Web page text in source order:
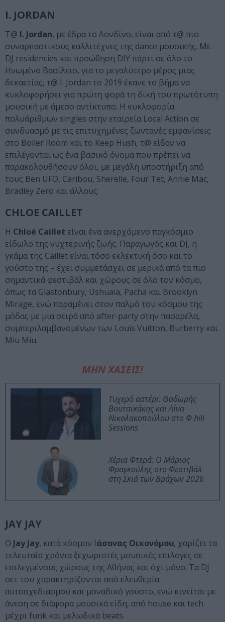
I. JORDAN
Τ@ I. Jordan, με έδρα το Λονδίνο, είναι από τ@ πιο
συναρπαστικούς καλλιτέχνες της dance μουσικής. Με
DJ residencies και προώθηση DIY πάρτι σε όλο το
Ηνωμένο Βασίλειο, για το μεγαλύτερο μέρος μιας
δεκαετίας, τ@ I. Jordan το 2019 έκανε το βήμα να
κυκλοφορήσει για πρώτη φορά τη δική του πρωτότυπη
μουσική με άμεσο αντίκτυπο. Η κυκλοφορία
πολυάριθμων singles στην εταιρεία Local Action σε
συνδυασμό με τις επιτυχημένες ζωντανές εμφανίσεις
στο Boiler Room και το Keep Hush, τ@ είδαν να
επιλέγονται ως ένα βασικό όνομα που πρέπει να
παρακολουθήσουν όλοι, με μεγάλη υποστήριξη από
τους Ben UFO, Caribou, Sherelle, Four Tet, Annie Mac,
Bradley Zero και άλλους.
CHLOE CAILLET
Η Chloé Caillet είναι ένα ανερχόμενο παγκόσμιο
είδωλο της νυχτερινής ζωής. Παραγωγός και DJ, η
γκάμα της Caillet είναι τόσο εκλεκτική όσο και το
γούστο της – έχει συμμετάσχει σε μερικά από τα πιο
σημαντικά φεστιβάλ και χώρους σε όλο τον κόσμο,
όπως τα Glastonbury, Ushuaïa, Pacha και Brooklyn
Mirage, ενώ παραμένει στον παλμό του κόσμου της
μόδας με μια σειρά από after-party στην πασαρέλα,
συμπεριλαμβανομένων των Louis Vuitton, Burberry και
Miu Miu.
ΜΗΝ ΧΑΣΕΙΣ!
Τυχερό αστέρι: Θοδωρής
Βουτσικάκης και Λίνα
Νικολακοπούλου στο Φ hill
Sessions
Χέρια Φτερά: Ο Μάριος
Φραγκούλης στο Φεστιβάλ
στη Σκιά των Βράχων 2026
JAY JAY
O Jay Jay, κατά κόσμον Ιάσονας Οικονόμου, χαρίζει τα
τελευταία χρόνια ξεχωριστές μουσικές επιλογές σε
επιλεγμένους χώρους της Αθήνας και όχι μόνο. Τα DJ
σετ του χαρακτηρίζονται από ελευθερία
αυτοσχεδιασμού και μοναδικό γούστο, ενώ κινείται με
άνεση σε διάφορα μουσικά είδη, από house και tech
μέχρι funk και μελωδικά beats.